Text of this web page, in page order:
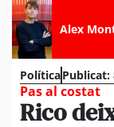
Alex
PolíticaPublicat:
Pas al costat
Rico